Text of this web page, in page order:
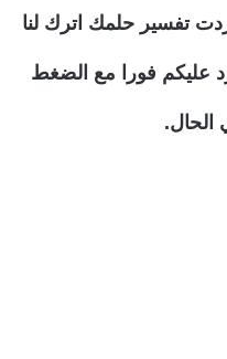
تفسير حلمك اترك لنا
عليكم فورا مع الضغط
الحال.